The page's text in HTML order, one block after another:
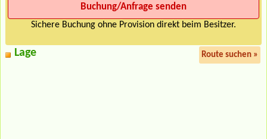
Sichere Buchung ohne Provision direkt beim Besitzer.
Lage Route suchen »